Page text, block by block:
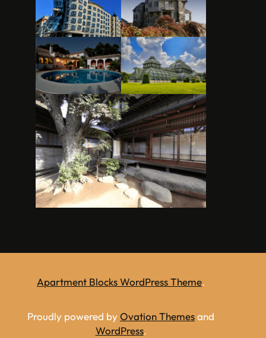
Apartment Blocks WordPress Theme.
Proudly powered byOvation Themesand
WordPress.